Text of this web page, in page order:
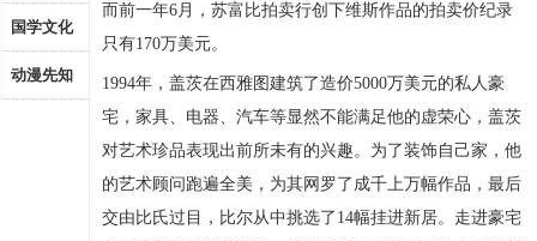
国学文化
动漫先知
而前一年6月，苏富比拍卖行创下维斯作品的拍卖价纪录
只有170万美元。
1994年，盖茨在西雅图建筑了造价5000万美元的私人豪
宅，家具、电器、汽车等显然不能满足他的虚荣心，盖茨
对艺术珍品表现出前所未有的兴趣。为了装饰自己家，他
的艺术顾问跑遍全美，为其网罗了成千上万幅作品，最后
交由比氏过目，比尔从中挑选了14幅挂进新居。走进豪宅